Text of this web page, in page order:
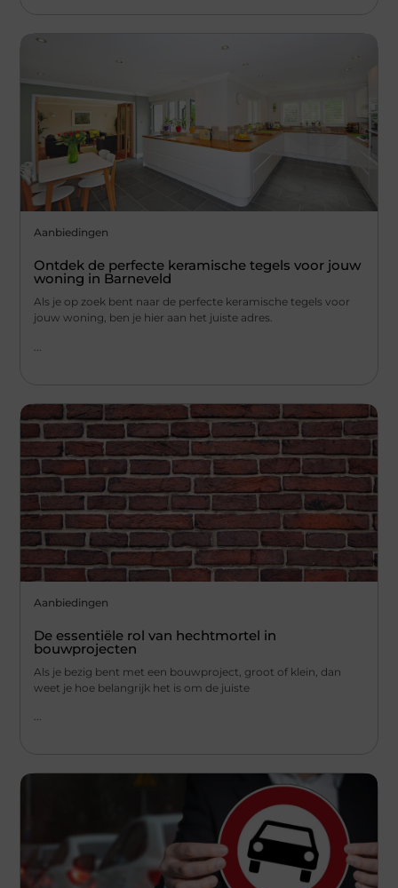
Aanbiedingen
Ontdek de perfecte keramische tegels voor jouw
woning in Barneveld
Als je op zoek bent naar de perfecte keramische tegels voor
jouw woning, ben je hier aan het juiste adres.
Aanbiedingen
De essentiële rol van hechtmortel in
bouwprojecten
Als je bezig bent met een bouwproject, groot of klein, dan
weet je hoe belangrijk het is om de juiste
...